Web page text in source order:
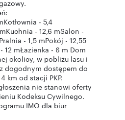
- 5,4
- 12,6 mSalon -
- 1,5 mPokój - 12,55
12 mŁazienka - 6 m Dom
okolicy, w pobliżu lasu i
dogodnym dostępem do
km od stacji PKP.
nie stanowi oferty
Kodeksu Cywilnego.
IMO dla biur